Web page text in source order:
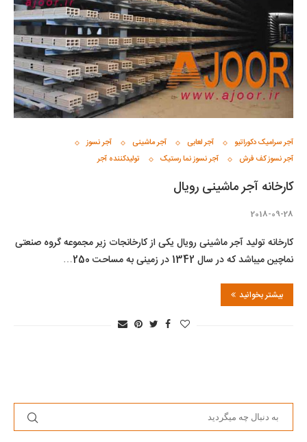
آجر سرامیک دکوراتیو آجر لعابی آجر ماشینی
آجر نسوز
آجر نسوز کف فرش
آجر نسوز نما رستیک تولیدکننده آجر
کارخانه آجر ماشینی رویال
2018-09-28
کارخانه تولید آجر ماشینی رویال یکی از کارخانجات زیر مجموعه گروه صنعتی
نماچین میباشد که در سال 1342 در زمینی به مساحت 250…
بیشتر بخوانید